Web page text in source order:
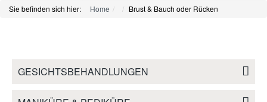
Sie befinden sich hier: Home Brust & Bauch oder Rücken
GESICHTSBEHANDLUNGEN